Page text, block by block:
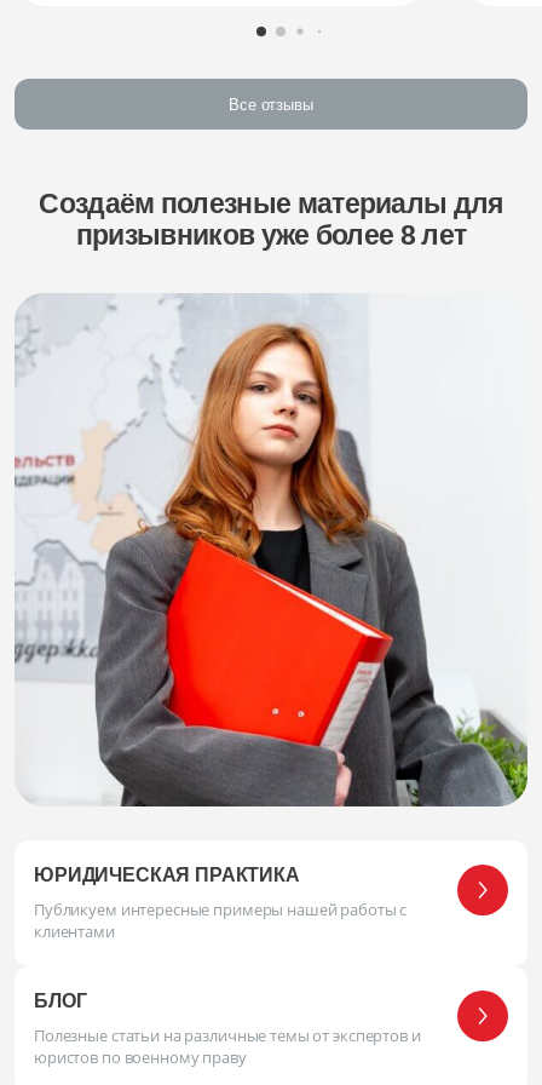
Все отзывы
Создаём полезные материалы для
призывников уже более 8 лет
ЮРИДИЧЕСКАЯ ПРАКТИКА
Публикуем интересные примеры нашей работы с
клиентами
БЛОГ
Полезные статьи на различные темы от экспертов и
юристов по военному праву